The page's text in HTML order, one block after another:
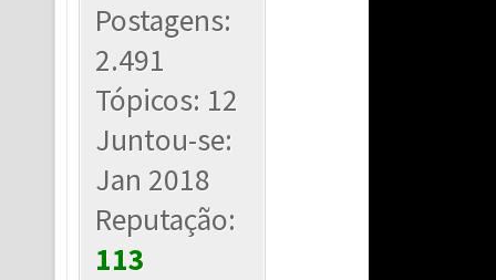
Postagens:
2.491
Tópicos: 12
Juntou-se:
Jan 2018
Reputação:
113